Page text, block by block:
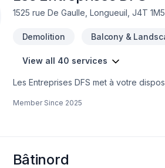
1525 rue De Gaulle, Longueuil, J4T 1M5
Demolition Balcony &
View all 40 services
Les Entreprises DFS met à votre
Fissures, Fondations, Gypse,
résultats au-delà de vos attentes.
Member Since 2025
Bâtinord